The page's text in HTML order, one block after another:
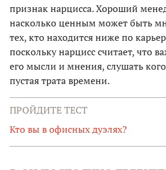
признак нарцисса. Хороший
насколько ценным может быть
тех, кто находится ниже по
поскольку нарцисс считает, что
его мысли и мнения, слушать
пустая трата времени.
ПРОЙДИТЕ ТЕСТ
Кто вы в офисных дуэлях?